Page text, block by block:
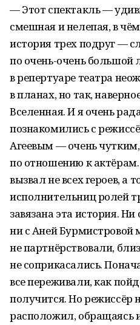
— Этот спектакль —
смешная и нелепая, в
история трех подруг —
по очень-очень большой
в репертуаре театра
в планах, но так,
Вселенная. И я очень
познакомились с
Агеевым — очень
по отношению к
вызвал не всех героев, а
исполнительниц ролей
завязана эта история.
ни с Аней Бурмистровой
не партнёрствовали,
не соприкасались.
все переживали, как
получится. Но режиссёр
расположил, обращаясь